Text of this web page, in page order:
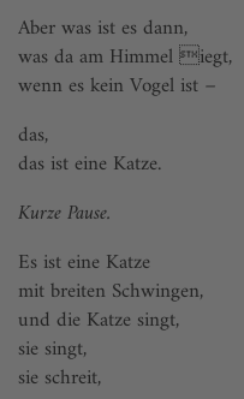
Aber was ist es dann,
was da am Himmel iegt,
wenn es kein Vogel ist −
das,
das ist eine Katze.
Kurze Pause.
Es ist eine Katze
mit breiten Schwingen,
und die Katze singt,
sie singt,
sie schreit,